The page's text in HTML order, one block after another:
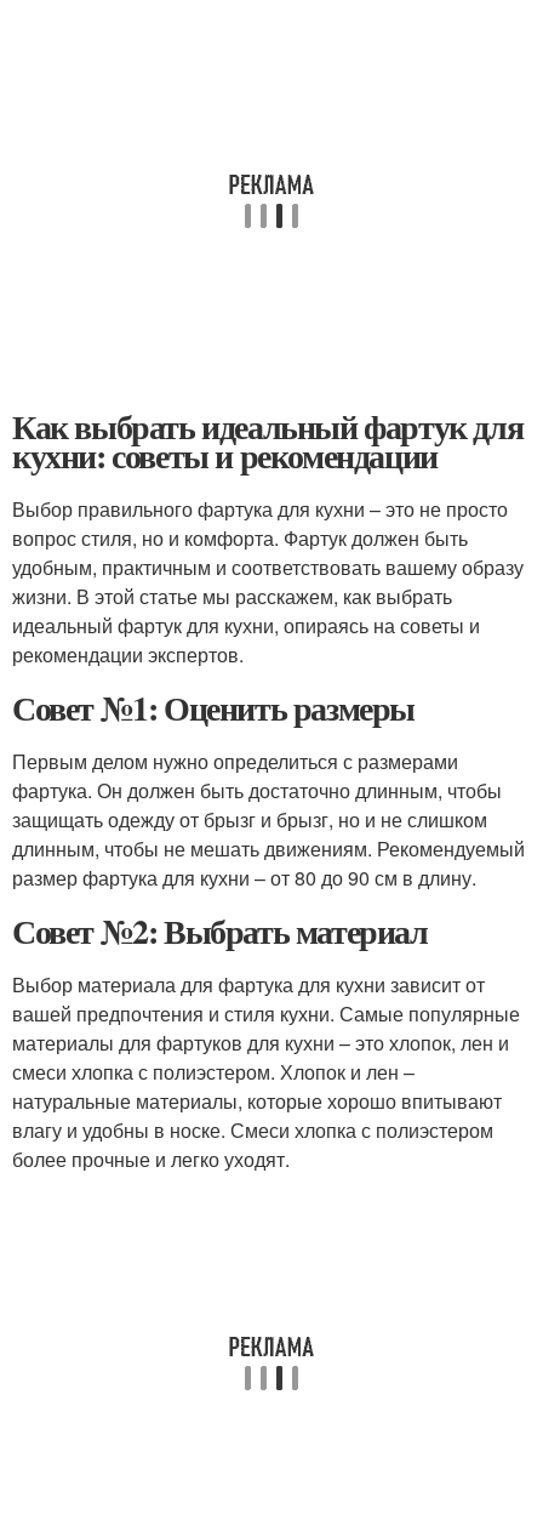
Как выбрать идеальный фартук для
кухни: советы и рекомендации
Выбор правильного фартука для кухни – это не просто
вопрос стиля, но и комфорта. Фартук должен быть
удобным, практичным и соответствовать вашему образу
жизни. В этой статье мы расскажем, как выбрать
идеальный фартук для кухни, опираясь на советы и
рекомендации экспертов.
Совет №1: Оценить размеры
Первым делом нужно определиться с размерами
фартука. Он должен быть достаточно длинным, чтобы
защищать одежду от брызг и брызг, но и не слишком
длинным, чтобы не мешать движениям. Рекомендуемый
размер фартука для кухни – от 80 до 90 см в длину.
Совет №2: Выбрать материал
Выбор материала для фартука для кухни зависит от
вашей предпочтения и стиля кухни. Самые популярные
материалы для фартуков для кухни – это хлопок, лен и
смеси хлопка с полиэстером. Хлопок и лен –
натуральные материалы, которые хорошо впитывают
влагу и удобны в носке. Смеси хлопка с полиэстером
более прочные и легко уходят.